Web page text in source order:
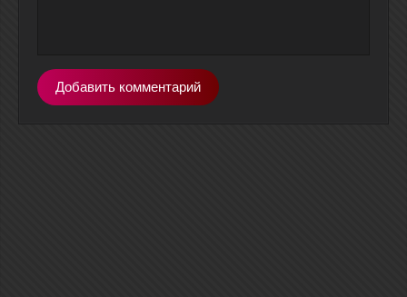
Добавить комментарий